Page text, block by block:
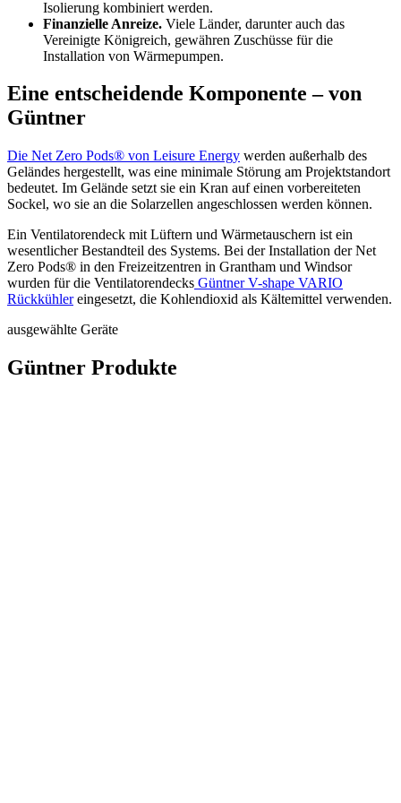
Isolierung kombiniert werden.
Finanzielle Anreize. Viele Länder, darunter auch das
Vereinigte Königreich, gewähren Zuschüsse für die
Installation von Wärmepumpen.
Eine entscheidende Komponente – von
Güntner
Die Net Zero Pods® von Leisure Energy werden außerhalb des
Geländes hergestellt, was eine minimale Störung am Projektstandort
bedeutet. Im Gelände setzt sie ein Kran auf einen vorbereiteten
Sockel, wo sie an die Solarzellen angeschlossen werden können.
Ein Ventilatorendeck mit Lüftern und Wärmetauschern ist ein
wesentlicher Bestandteil des Systems. Bei der Installation der Net
Zero Pods® in den Freizeitzentren in Grantham und Windsor
wurden für die Ventilatorendecks Güntner V-shape VARIO
Rückkühlereingesetzt, die Kohlendioxid als Kältemittel verwenden.
ausgewählte Geräte
Güntner Produkte